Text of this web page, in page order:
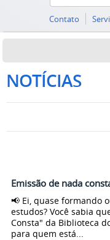
Contato
NOTÍCIAS
Emissão de nada
📢 Ei, quase formando
estudos? Você sabia
Consta" da Biblioteca
para quem está...